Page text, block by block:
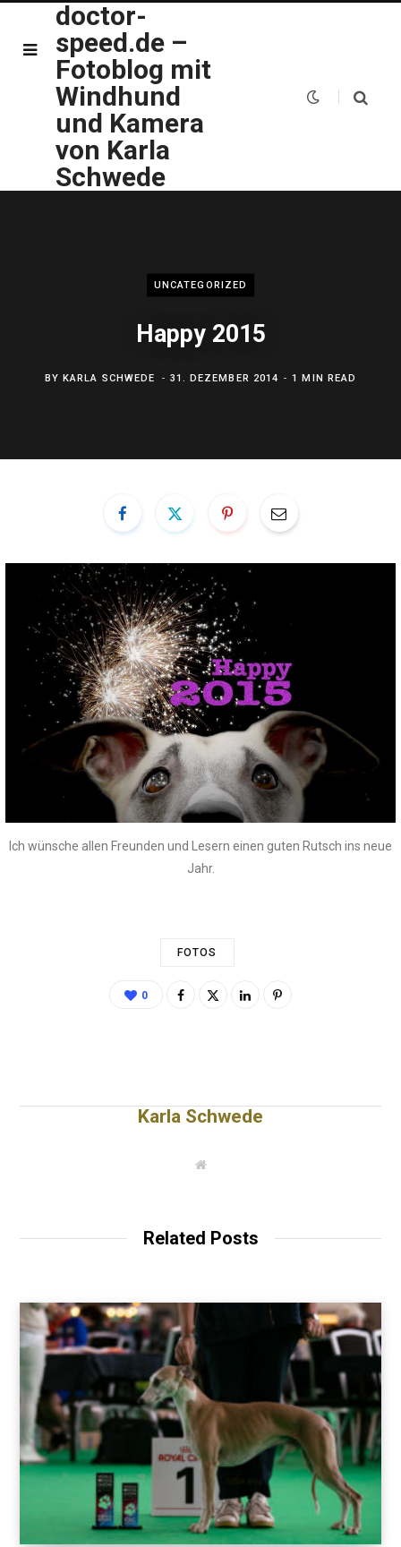
doctor-
speed.de –
Fotoblog mit
Windhund
und Kamera
von Karla
Schwede
UNCATEGORIZED
Happy 2015
BYKARLA SCHWEDE 31. DEZEMBER 2014 1 MIN READ
Ich wünsche allen Freunden und Lesern einen guten Rutsch ins neue
Jahr.
FOTOS
0
Karla Schwede
W
Related Posts